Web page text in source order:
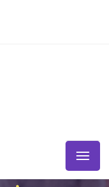
Menú
de